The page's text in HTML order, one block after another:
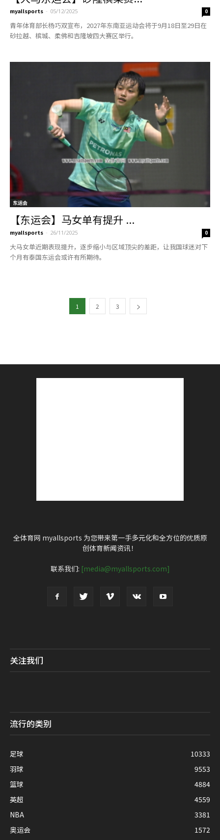
myallsports - 05/12/2025 0
青年体育部长杨巧双宣布，2027年东南亚运动会将于9月18日至29日在
砂拉越、槟城、柔佛和吉隆坡四大赛区举行。
东运会
【东运会】马女单有提升 ...
myallsports - 26/11/2025 0
大马女单近期表现提升，逐步缩小与区域顶尖的差距，让我国球迷对下
个月有泰国东运会或许有所期待。
1 2 3
全体育网 myallsports 为您带来第一手多元化和全方位的优质原
创体育新闻资讯！
联系我们: [media@myallsports.com]
关注我们
流行的类别
足球
10333
羽球
9553
篮球
4884
英超
4559
NBA
3381
奥运会
1572